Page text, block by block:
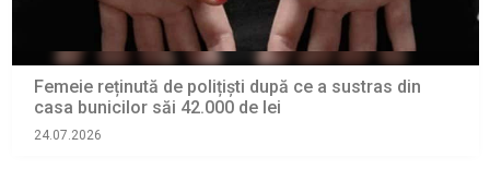
Femeie reținută de polițiști după ce a sustras din
casa bunicilor săi 42.000 de lei
24.07.2026